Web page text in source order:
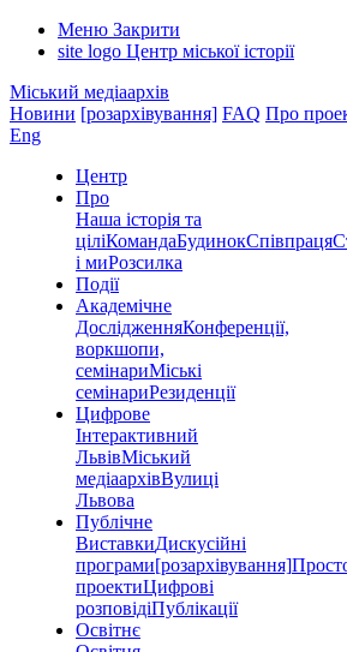
Меню Закрити
site logo Центр міської історії
Міський медіаархів
Новини [розархівування] FAQ Про
Eng
Центр
Про
Наша історія та
ціліКомандаБудинокСпівпраця
і миРозсилка
Події
Академічне
ДослідженняКонференції,
воркшопи,
семінариМіські
семінариРезиденції
Цифрове
Інтерактивний
ЛьвівМіський
медіаархівВулиці
Львова
Публічне
ВиставкиДискусійні
програми[розархівування]
проектиЦифрові
розповідіПублікації
Освітнє